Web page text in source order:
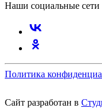
Наши социальные сети
Политика
Сайт разработан в